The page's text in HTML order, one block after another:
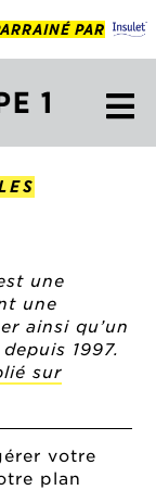
PAR
une
une
ainsi qu’un
1997.
sur
votre
plan